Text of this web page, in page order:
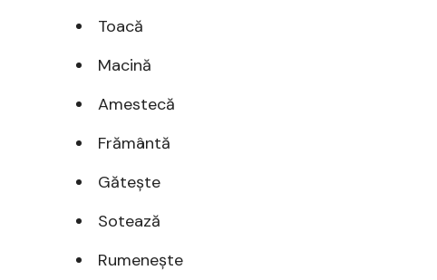
Toacă
Macină
Amestecă
Frământă
Gătește
Sotează
Rumenește